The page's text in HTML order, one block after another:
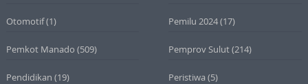
Otomotif(1) Pemilu 2024(17)
Pemkot Manado (509) Pemprov Sulut(214)
Pendidikan (19) Peristiwa (5)